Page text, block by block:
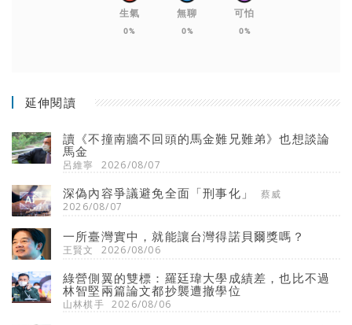
生氣
0%
無聊
0%
可怕
0%
延伸閱讀
讀《不撞南牆不回頭的馬金難兄難弟》也想談論
馬金
呂維寧 2026/08/07
深偽內容爭議避免全面「刑事化」
蔡威
2026/08/07
一所臺灣實中，就能讓台灣得諾貝爾獎嗎？
王賢文 2026/08/06
綠營側翼的雙標：羅廷瑋大學成績差，也比不過
林智堅兩篇論文都抄襲遭撤學位
山林棋手 2026/08/06